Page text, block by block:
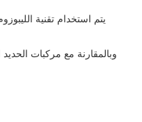
يتم استخدام تقنية
وبالمقارنة مع مركبات